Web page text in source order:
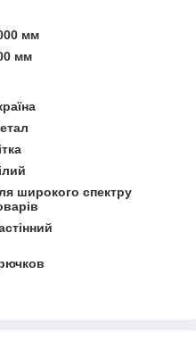
мм
мм
широкого спектру